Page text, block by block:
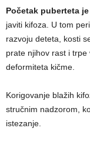
Početak puberteta
javiti kifoza. U tom
razvoju deteta, kosti
prate njihov rast i
deformiteta kičme.
Korigovanje blažih
stručnim nadzorom,
istezanje.